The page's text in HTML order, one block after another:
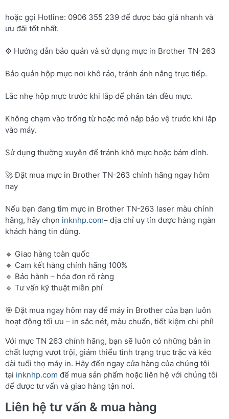
hoặc gọi Hotline: 0906 355 239 để được báo giá nhanh và
ưu đãi tốt nhất.
⚙️ Hướng dẫn bảo quản và sử dụng mực in Brother TN-263
Bảo quản hộp mực nơi khô ráo, tránh ánh nắng trực tiếp.
Lắc nhẹ hộp mực trước khi lắp để phân tán đều mực.
Không chạm vào trống từ hoặc mở nắp bảo vệ trước khi lắp
vào máy.
Sử dụng thường xuyên để tránh khô mực hoặc bám dính.
🚀 Đặt mua mực in Brother TN-263 chính hãng ngay hôm
nay
Nếu bạn đang tìm mực in Brother TN-263 laser màu chính
hãng, hãy chọn inknhp.com– địa chỉ uy tín được hàng ngàn
khách hàng tin dùng.
🔹 Giao hàng toàn quốc
🔹 Cam kết hàng chính hãng 100%
🔹 Bảo hành – hóa đơn rõ ràng
🔹 Tư vấn kỹ thuật miễn phí
🎯 Đặt mua ngay hôm nay để máy in Brother của bạn luôn
hoạt động tối ưu – in sắc nét, màu chuẩn, tiết kiệm chi phí!
Với mực TN 263 chính hãng, bạn sẽ luôn có những bản in
chất lượng vượt trội, giảm thiểu tình trạng trục trặc và kéo
dài tuổi thọ máy in. Hãy đến ngay cửa hàng của chúng tôi
tại inknhp.com để mua sản phẩm hoặc liên hệ với chúng tôi
để được tư vấn và giao hàng tận nơi.
Liên hệ tư vấn & mua hàng